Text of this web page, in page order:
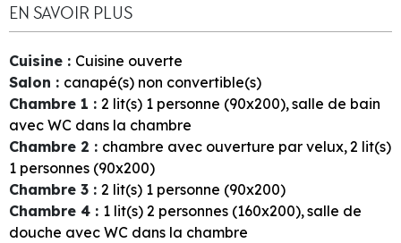
EN SAVOIR PLUS
Cuisine : Cuisine ouverte
Salon : canapé(s) non convertible(s)
Chambre 1 : 2 lit(s) 1 personne (90x200) salle de bain
avec WC dans la chambre
Chambre 2 : chambre avec ouverture par velux 2 lit(s)
1 personnes (90x200)
Chambre 3 : 2 lit(s) 1 personne (90x200)
Chambre 4 : 1 lit(s) 2 personnes (160x200) salle de
douche avec WC dans la chambre